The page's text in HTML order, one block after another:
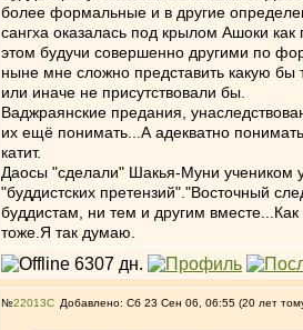
более формальные и в другие
сангха оказалась под крылом Ашоки
этом будучи совершенно другими по
ныне мне сложно представить какую бы
или иначе не присутствовали бы.
Ваджраянские предания,
их ещё понимать...А адекватно
катит.
Даосы "сделали" Шакья-Муни учеником
"буддистских претензий"."Восточный
буддистам, ни тем и другим
тоже.Я так думаю.
№22013 Добавлено: Сб 23 Сен 06, 06:55 (20 лет